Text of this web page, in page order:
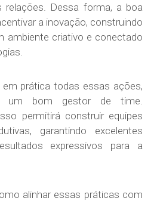
Dessa forma, a boa
a inovação, construindo
ambiente criativo e conectado
prática todas essas ações,
um bom gestor de time.
permitirá construir equipes
garantindo excelentes
expressivos para a
alinhar essas práticas com